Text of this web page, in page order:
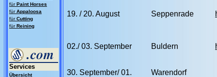
fürPaint Horses
fürAppaloosa
fürCutting
fürReining
Services
Übersicht
19. / 20. August Seppenrade
02./ 03. September Buldern
30. September/ 01.
Warendorf